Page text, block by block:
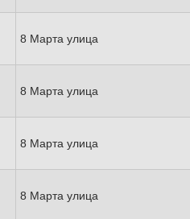
8 Марта улица
8 Марта улица
8 Марта улица
8 Марта улица